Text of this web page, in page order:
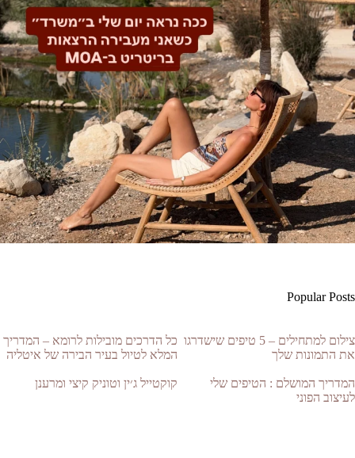
Popular Posts
צילום למתחילים – 5 טיפים שישדרגו
את התמונות שלך
כל הדרכים מובילות לרומא – המדריך
המלא לטיול בעיר הבירה של איטליה
המדריך המושלם : הטיפים שלי
לעיצוב הפוני
קוקטייל ג׳ין וטוניק קיצי ומרענן